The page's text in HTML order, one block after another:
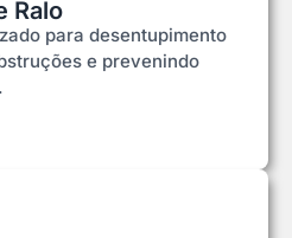
Ralo
para desentupimento
e prevenindo